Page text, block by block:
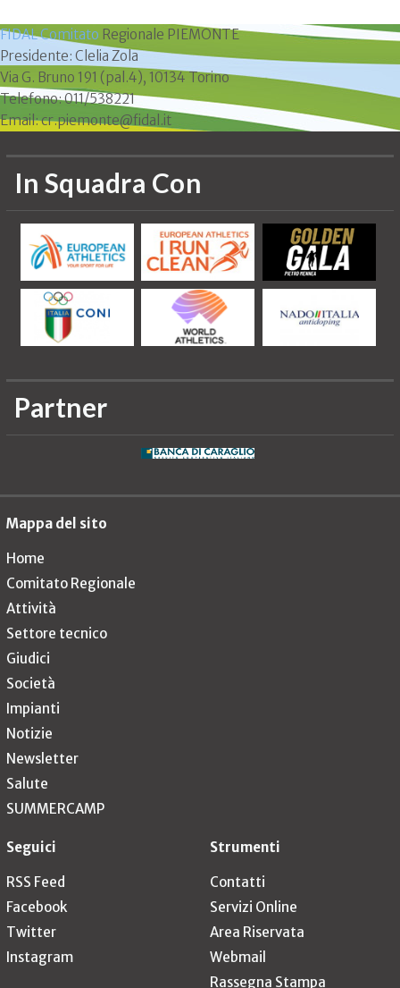
FIDAL Comitato Regionale PIEMONTE
Presidente: Clelia Zola
Via G. Bruno 191 (pal.4), 10134 Torino
Telefono: 011/538221
Email: cr.piemonte@fidal.it
In Squadra Con
Partner
Mappa del sito
Home
Comitato Regionale
Attività
Settore tecnico
Giudici
Società
Impianti
Notizie
Newsletter
Salute
SUMMERCAMP
Seguici
RSS Feed
Facebook
Twitter
Instagram
Strumenti
Contatti
Servizi Online
Area Riservata
Webmail
Rassegna Stampa